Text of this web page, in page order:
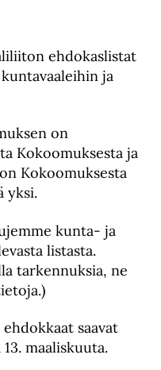
ehdokaslistat
ja
on
Kokoomuksesta ja
Kokoomuksesta
yksi.
kunta- ja
listasta.
tarkennuksia, ne
saavat
maaliskuuta.